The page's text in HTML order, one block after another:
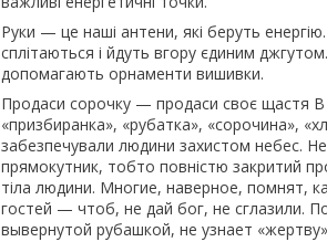
Руки — це наші антени, які беруть
сплітаються і йдуть вгору єдиним
допомагають орнаменти вишивки.
Продаси сорочку — продаси своє щастя В
«призбиранка», «рубатка», «сорочина»,
забезпечували людини захистом небес.
прямокутник, тобто повністю закритий
тіла людини. Многие, наверное, помнят,
гостей — чтоб, не дай бог, не сглазили.
вывернутой рубашкой, не узнает